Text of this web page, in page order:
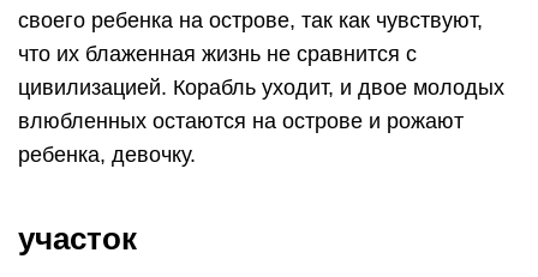
своего ребенка на острове, так как чувствуют,
что их блаженная жизнь не сравнится с
цивилизацией. Корабль уходит, и двое молодых
влюбленных остаются на острове и рожают
ребенка, девочку.
участок